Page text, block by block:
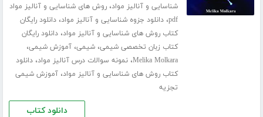
شناسایی و آنالیز مواد،روش های شناسایی و آنالیز مواد
pdf،دانلود جزوه شناسایی و آنالیز مواد،دانلود رایگان
کتاب روش های شناسایی و آنالیز مواد،دانلود رایگان
کتاب زبان تخصصی شیمی،شیمی،آموزش شیمی،
Melika Molkara،نمونه سوالات درس آنالیز مواد،دانلود
کتاب روش های شناسایی و آنالیز مواد،آموزش شیمی
تجزیه
دانلود کتاب